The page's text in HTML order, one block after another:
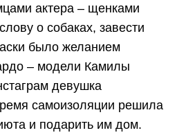
актера – щенками
о собаках, завести
было желанием
– модели Камилы
девушка
самоизоляции решила
и подарить им дом.